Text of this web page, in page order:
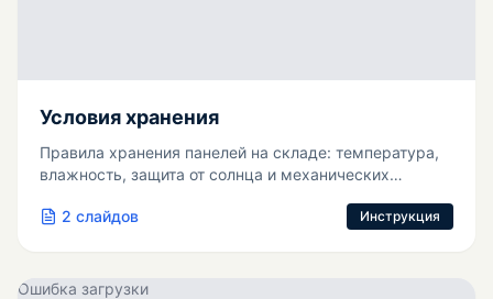
Условия хранения
Правила хранения панелей на складе: температура,
влажность, защита от солнца и механических
2 слайдов Инструкция
Ошибка загрузки